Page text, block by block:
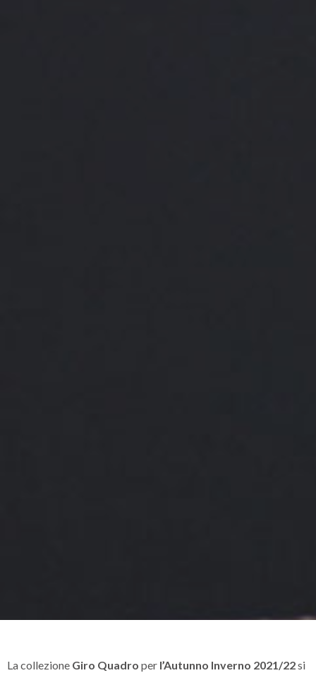
La collezione Giro Quadro per l’Autunno Inverno 2021/22si